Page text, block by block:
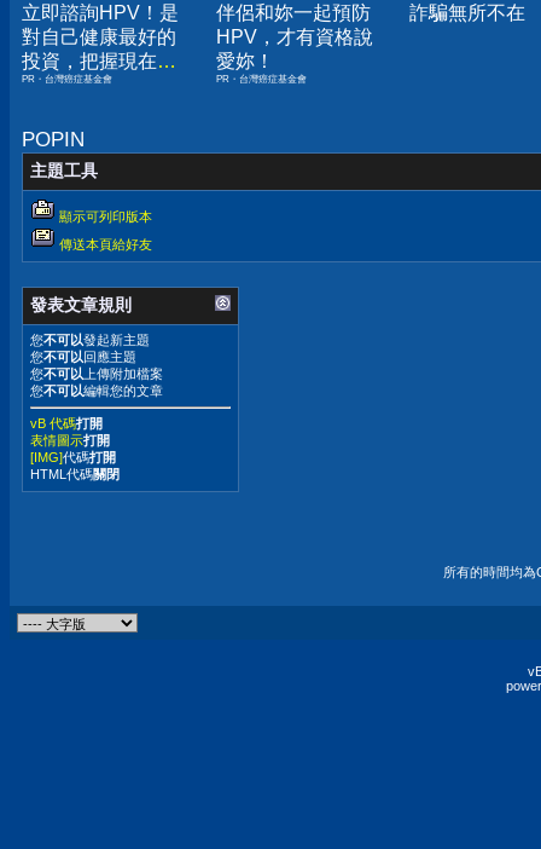
立即諮詢HPV！是
對自己健康最好的
投資，把握現在不
嫌晚！
PR・台灣癌症基金會
伴侶和妳一起預防
HPV，才有資格說
愛妳！
PR・台灣癌症基金會
詐騙無所不在
POPIN
主題工具
顯示可列印版本
傳送本頁給好友
發表文章規則
您不可以發起新主題
您不可以回應主題
您不可以 上傳附加檔案
您不可以編輯您的文章
vB 代碼打開
表情圖示打開
[IMG]代碼打開
HTML代碼關閉
所有的時間均為